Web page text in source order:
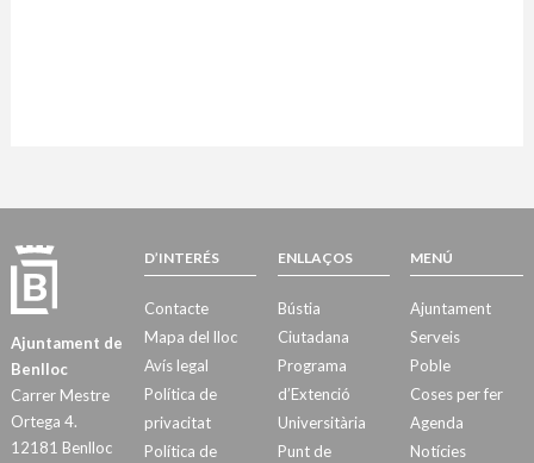
Ajuntament de
Benlloc
Carrer Mestre
Ortega 4.
12181 Benlloc
D’INTERÉS
Contacte
Mapa del lloc
Avís legal
Política de
privacitat
Política de
ENLLAÇOS
Bústia
Ciutadana
Programa
d’Extenció
Universitària
Punt de
MENÚ
Ajuntament
Serveis
Poble
Coses per fer
Agenda
Notícies